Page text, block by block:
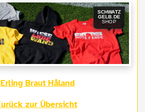
SCHWATZ
GELB.DE
SHOP
Erling Braut Håland
Zurück zur Übersicht